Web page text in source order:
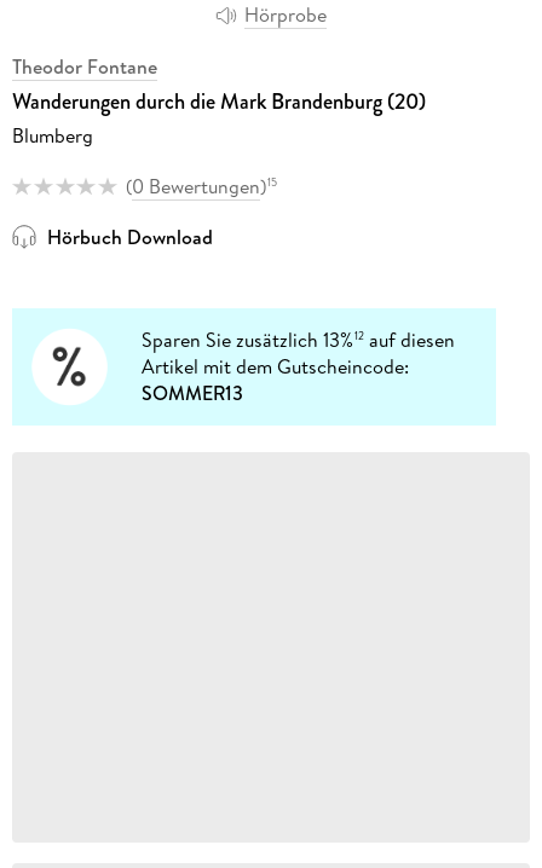
Hörprobe
Theodor Fontane
Wanderungen durch die Mark Brandenburg (20)
Blumberg
(0 Bewertungen)15
Hörbuch Download
Sparen Sie zusätzlich 13%12 auf diesen
Artikel mit dem Gutscheincode:
SOMMER13